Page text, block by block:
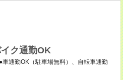
ク通勤OK
通勤OK（駐車場無料）、自転車通勤